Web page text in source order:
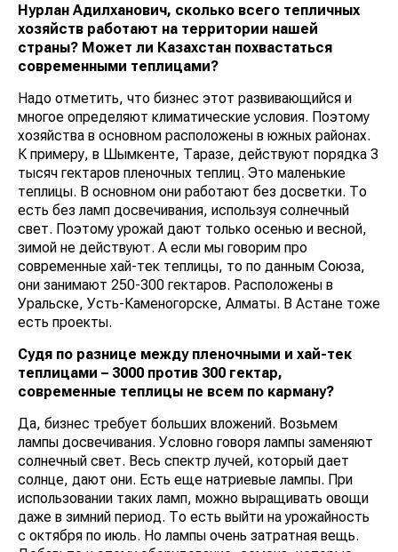
Нурлан Адилханович, сколько всего тепличных
хозяйств работают на территории нашей
страны? Может ли Казахстан похвастаться
современными теплицами?
Надо отметить, что бизнес этот развивающийся и
многое определяют климатические условия. Поэтому
хозяйства в основном расположены в южных районах.
К примеру, в Шымкенте, Таразе, действуют порядка 3
тысяч гектаров пленочных теплиц. Это маленькие
теплицы. В основном они работают без досветки. То
есть без ламп досвечивания, используя солнечный
свет. Поэтому урожай дают только осенью и весной,
зимой не действуют. А если мы говорим про
современные хай-тек теплицы, то по данным Союза,
они занимают 250-300 гектаров. Расположены в
Уральске, Усть-Каменогорске, Алматы. В Астане тоже
есть проекты.
Судя по разнице между пленочными и хай-тек
теплицами – 3000 против 300 гектар,
современные теплицы не всем по карману?
Да, бизнес требует больших вложений. Возьмем
лампы досвечивания. Условно говоря лампы заменяют
солнечный свет. Весь спектр лучей, который дает
солнце, дают они. Есть еще натриевые лампы. При
использовании таких ламп, можно выращивать овощи
даже в зимний период. То есть выйти на урожайность
с октября по июль. Но лампы очень затратная вещь.